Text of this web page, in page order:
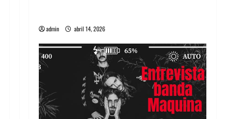
admin abril 14, 2026